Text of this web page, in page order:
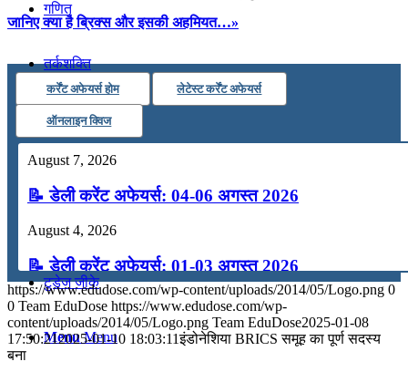
गणित
तर्कशक्ति
कंप्यूटर
अंग्रेजी
मॉक टेस्ट
टुडेज जीके
Menu Menu
जानिए क्या है ब्रिक्स और इसकी अहमियत…»
कर्रेंट अफेयर्स होम लेटेस्ट कर्रेंट अफेयर्स
ऑनलाइन क्विज
August 7, 2026
📝 डेली करेंट अफेयर्स: 04-06 अगस्त 2026
August 4, 2026
📝 डेली करेंट अफेयर्स: 01-03 अगस्त 2026
July 31, 2026
📝 डेली करेंट अफेयर्स: 28-31 जुलाई 2026
https://www.edudose.com/wp-content/uploads/2014/05/Logo.png 0
0 Team EduDose https://www.edudose.com/wp-
content/uploads/2014/05/Logo.png Team EduDose2025-01-08
17:50:212025-01-10 18:03:11इंडोनेशिया BRICS समूह का पूर्ण सदस्य
बना